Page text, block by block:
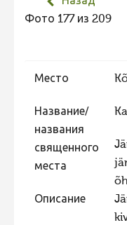
Фотоконкурс
Видео 2021
Фотоконкурс
Фотоконкурс
Фото 177 из 209
Место
Название/
названия
священного
места
Описание